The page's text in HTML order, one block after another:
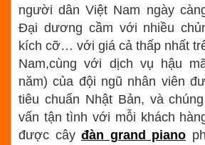
người dân Việt Nam ngày
Đại dương cầm với nhiều
kích cỡ… với giá cả thấp nhất
Nam,cùng với dịch vụ hậu
năm) của đội ngũ nhân viên
tiêu chuẩn Nhật Bản, và
vấn tận tình với mỗi khách
được cây đàn grand piano